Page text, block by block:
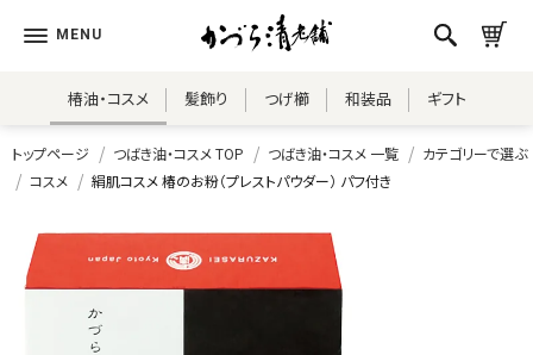
椿油・コスメ 髪飾り つげ櫛 和装品 ギフト
トップページ つばき油・コスメ TOP つばき油・コスメ 一覧
カテゴリーで選ぶ
コスメ
絹肌コスメ 椿のお粉（プレストパウダー） パフ付き